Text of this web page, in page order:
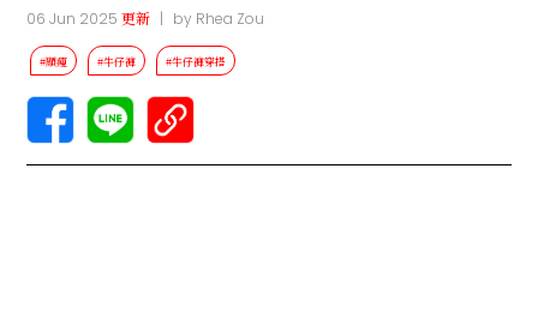
06 Jun 2025更新 | by Rhea Zou
#顯瘦 #牛仔褲 #牛仔褲穿搭